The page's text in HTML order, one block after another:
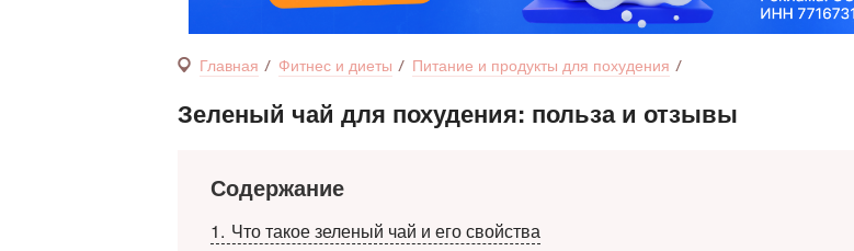
Главная Фитнес и диеты Питание и продукты для похудения
Зеленый чай для похудения: польза и отзывы
Содержание
1
Что такое зеленый чай и его свойства